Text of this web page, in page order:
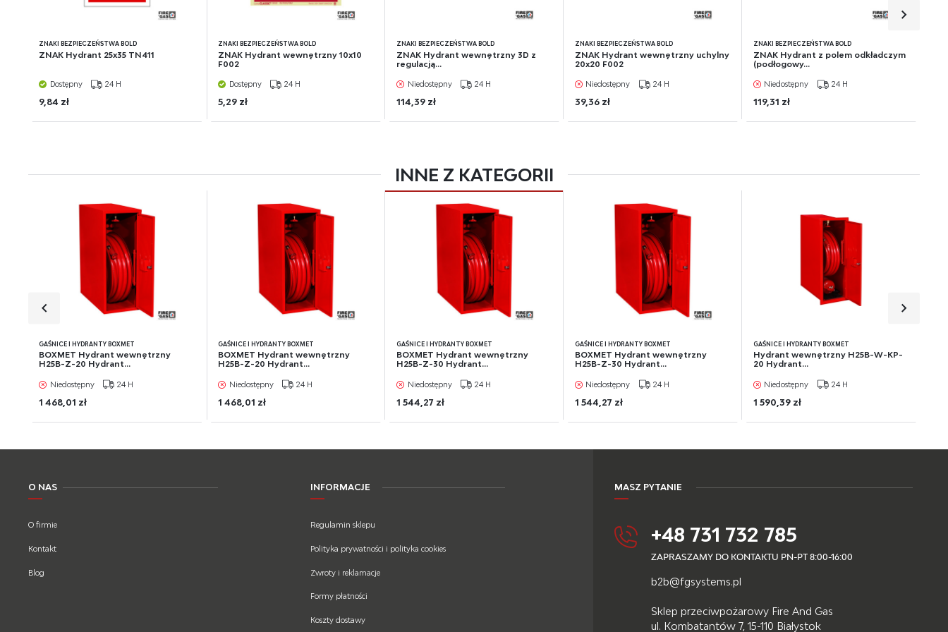
ZNAKI BEZPIECZEŃSTWA BOLD
ZNAK Hydrant 25x35 TN411
Dostępny 24 H
9,84 zł
ZNAKI BEZPIECZEŃSTWA BOLD
ZNAK Hydrant wewnętrzny 10x10
F002
Dostępny 24 H
5,29 zł
ZNAKI BEZPIECZEŃSTWA BOLD
ZNAK Hydrant wewnętrzny 3D z
regulacją...
Niedostępny 24 H
114,39 zł
ZNAKI BEZPIECZEŃSTWA BOLD
ZNAK Hydrant wewnętrzny uchylny
20x20 F002
Niedostępny 24 H
39,36 zł
ZNAKI BEZPIECZEŃSTWA BOLD
ZNAK Hydrant z polem odkładczym
(podłogowy...
Niedostępny 24 H
119,31 zł
INNE Z KATEGORII
GAŚNICE I HYDRANTY BOXMET
BOXMET Hydrant wewnętrzny
H25B-Z-20 Hydrant...
Niedostępny 24 H
1 468,01 zł
GAŚNICE I HYDRANTY BOXMET
BOXMET Hydrant wewnętrzny
H25B-Z-20 Hydrant...
Niedostępny 24 H
1 468,01 zł
GAŚNICE I HYDRANTY BOXMET
BOXMET Hydrant wewnętrzny
H25B-Z-30 Hydrant...
Niedostępny 24 H
1 544,27 zł
GAŚNICE I HYDRANTY BOXMET
BOXMET Hydrant wewnętrzny
H25B-Z-30 Hydrant...
Niedostępny 24 H
1 544,27 zł
GAŚNICE I HYDRANTY BOXMET
Hydrant wewnętrzny H25B-W-KP-
20 Hydrant...
Niedostępny 24 H
1 590,39 zł
O NAS
O firmie
Kontakt
Blog
INFORMACJE
Regulamin sklepu
Polityka prywatności i polityka cookies
Zwroty i reklamacje
Formy płatności
Koszty dostawy
MASZ PYTANIE
+48 731 732 785
ZAPRASZAMY DO KONTAKTU PN-PT 8:00-16:00
b2b@fgsystems.pl
Sklep przeciwpożarowy Fire And Gas
ul. Kombatantów 7, 15-110 Białystok